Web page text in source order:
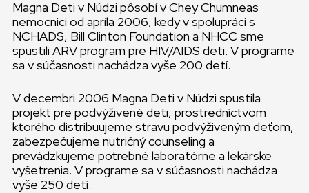
Magna Deti v Núdzi pôsobí v Chey Chumneas
nemocnici od apríla 2006, kedy v spolupráci s
NCHADS, Bill Clinton Foundation a NHCC sme
spustili ARV program pre HIV/AIDS deti. V programe
sa v súčasnosti nachádza vyše 200 detí.
V decembri 2006 Magna Deti v Núdzi spustila
projekt pre podvýživené deti, prostredníctvom
ktorého distribuujeme stravu podvýživeným deťom,
zabezpečujeme nutričný counseling a
prevádzkujeme potrebné laboratórne a lekárske
vyšetrenia. V programe sa v súčasnosti nachádza
vyše 250 detí.